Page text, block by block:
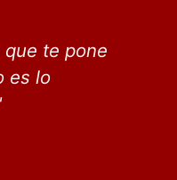
te pone
es lo